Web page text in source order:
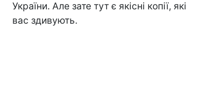
України. Але зате тут є якісні копії, які
вас здивують.